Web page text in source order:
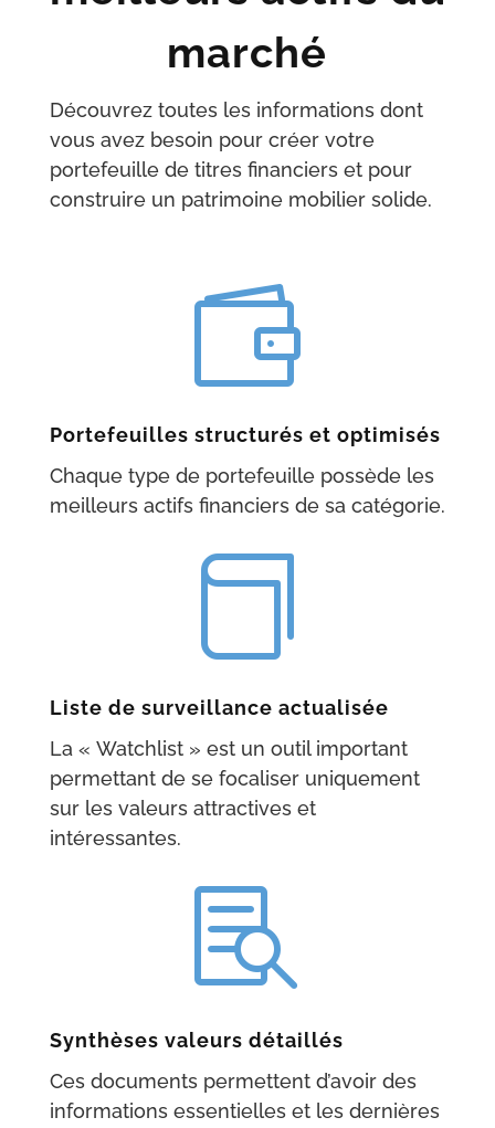
marché
Découvrez toutes les informations dont
vous avez besoin pour créer votre
portefeuille de titres financiers et pour
construire un patrimoine mobilier solide.

Portefeuilles structurés et optimisés
Chaque type de portefeuille possède les
meilleurs actifs financiers de sa catégorie.

Liste de surveillance actualisée
La « Watchlist » est un outil important
permettant de se focaliser uniquement
sur les valeurs attractives et
intéressantes.

Synthèses valeurs détaillés
Ces documents permettent d’avoir des
informations essentielles et les dernières